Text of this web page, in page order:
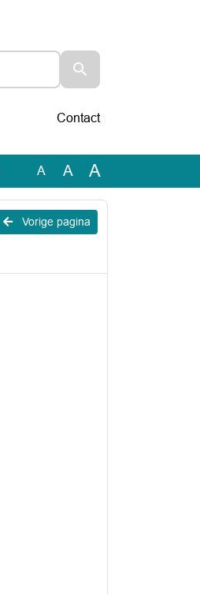
Contact
A A A
Vorige pagina